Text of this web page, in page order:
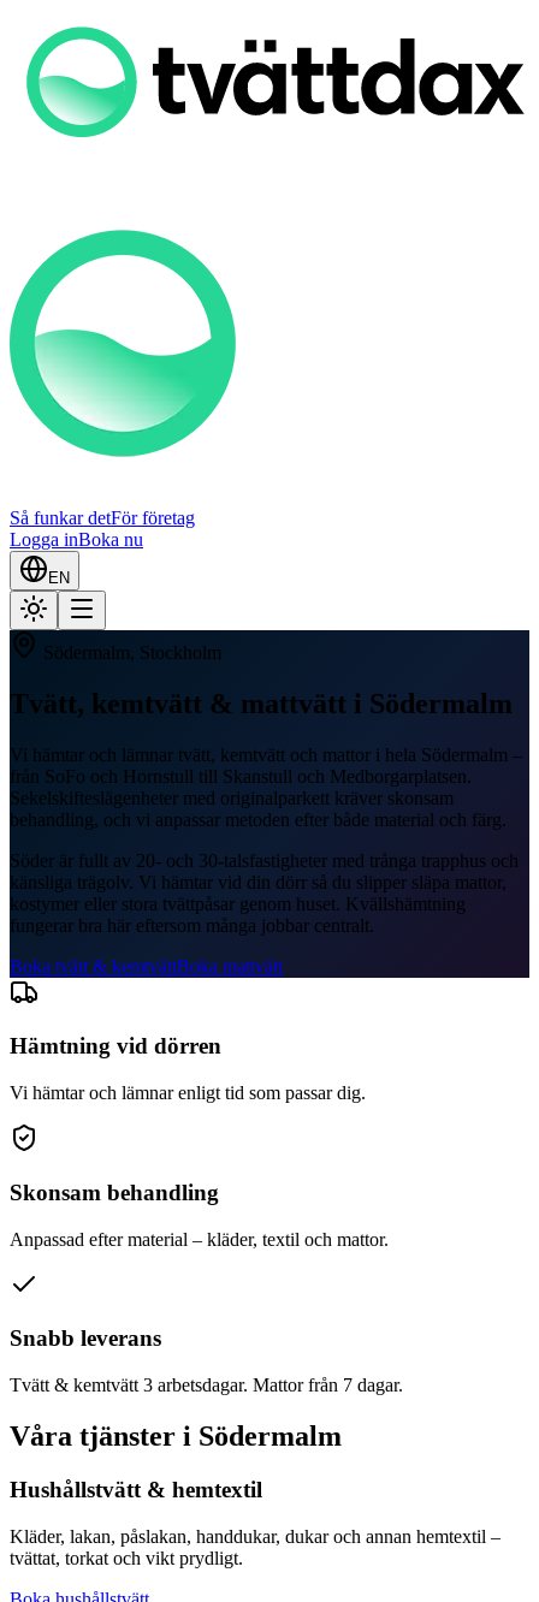
Så funkar detFör företag
Logga inBoka nu
EN
Södermalm, Stockholm
Tvätt, kemtvätt & mattvätt i Södermalm
Vi hämtar och lämnar tvätt, kemtvätt och mattor i hela Södermalm –
från SoFo och Hornstull till Skanstull och Medborgarplatsen.
Sekelskifteslägenheter med originalparkett kräver skonsam
behandling, och vi anpassar metoden efter både material och färg.
Söder är fullt av 20- och 30-talsfastigheter med trånga trapphus och
känsliga trägolv. Vi hämtar vid din dörr så du slipper släpa mattor,
kostymer eller stora tvättpåsar genom huset. Kvällshämtning
fungerar bra här eftersom många jobbar centralt.
Boka tvätt & kemtvättBoka mattvätt
Hämtning vid dörren
Vi hämtar och lämnar enligt tid som passar dig.
Skonsam behandling
Anpassad efter material – kläder, textil och mattor.
Snabb leverans
Tvätt & kemtvätt 3 arbetsdagar. Mattor från 7 dagar.
Våra tjänster i Södermalm
Hushållstvätt & hemtextil
Kläder, lakan, påslakan, handdukar, dukar och annan hemtextil –
tvättat, torkat och vikt prydligt.